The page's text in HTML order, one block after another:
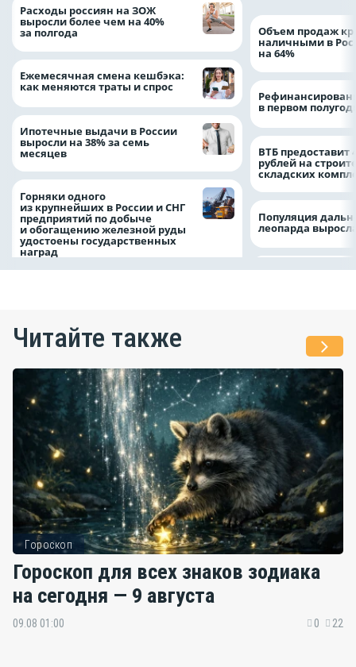
Расходы россиян на ЗОЖ
выросли более чем на 40%
за полгода
Ежемесячная смена кешбэка:
как меняются траты и спрос
Ипотечные выдачи в России
выросли на 38% за семь
месяцев
Горняки одного
из крупнейших в России и СНГ
предприятий по добыче
и обогащению железной руды
удостоены государственных
наград
Объем продаж
наличными в
на 64%
в первом
ВТБ предоставит
рублей на
складских
Популяция
леопарда
Читайте также
Гороскоп
Гороскоп для всех знаков зодиака
на сегодня — 9 августа
09.08 01:00 0 22